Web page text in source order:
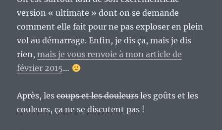
version « ultimate » dont on se demande
comment elle fait pour ne pas exploser en plein
vol au démarrage. Enfin, je dis ça, mais je dis
rien,mais je vous renvoie à mon article de
février 2015…
Après, lescoups et les douleursles goûts et les
couleurs, ça ne se discutent pas !